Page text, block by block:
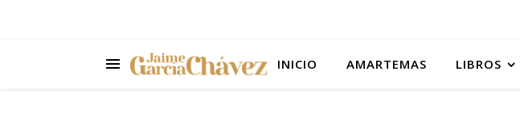
INICIO AMARTEMAS LIBROS